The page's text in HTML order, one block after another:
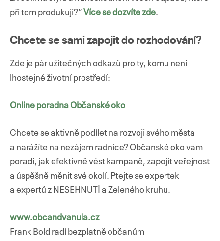
při tom produkuji?“ Více se dozvíte zde.
Chcete se sami zapojit do rozhodování?
Zde je pár užitečných odkazů pro ty, komu není
lhostejné životní prostředí:
Online poradna Občanské oko
Chcete se aktivně podílet na rozvoji svého města
a narážíte na nezájem radnice? Občanské oko vám
poradí, jak efektivně vést kampaně, zapojit veřejnost
a úspěšně měnit své okolí. Ptejte se expertek
a expertů z NESEHNUTÍ a Zeleného kruhu.
www.obcandvanula.cz
Frank Bold radí bezplatně občanům